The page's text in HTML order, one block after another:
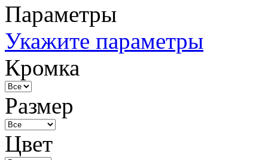
Параметры
Укажите параметры
Кромка
Размер
Цвет